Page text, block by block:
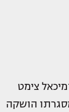
צימט
הושקה